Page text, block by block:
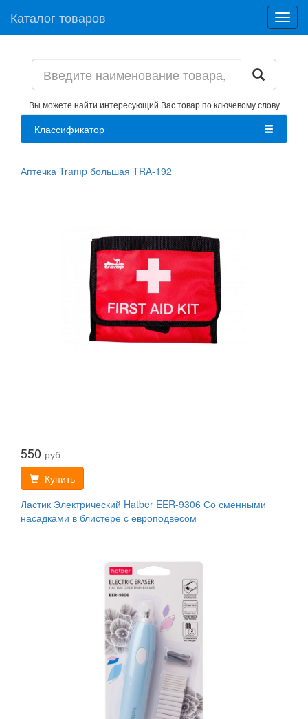
Каталог товаров
Вы можете найти интересующий Вас товар по ключевому слову
Классификатор
Аптечка Tramp большая TRA-192
550 руб
Купить
Ластик Электрический Hatber EER-9306 Со сменными
насадками в блистере с европодвесом